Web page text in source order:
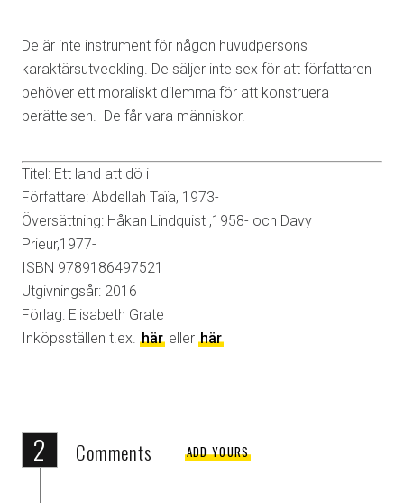
De är inte instrument för någon huvudpersons
karaktärsutveckling. De säljer inte sex för att författaren
behöver ett moraliskt dilemma för att konstruera
berättelsen. De får vara människor.
Titel: Ett land att dö i
Författare: Abdellah Taïa, 1973-
Översättning: Håkan Lindquist ,1958- och Davy
Prieur,1977-
ISBN 9789186497521
Utgivningsår: 2016
Förlag: Elisabeth Grate
Inköpsställen t.ex. här eller här
2 Comments ADD YOURS